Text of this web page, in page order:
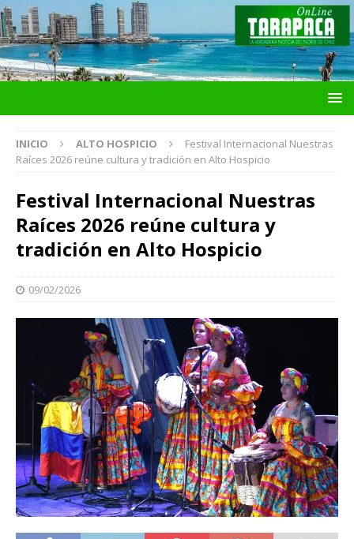
INICIO ALTO HOSPICIO
Festival Internacional Nuestras
Raíces 2026 reúne cultura y tradición en Alto Hospicio
Festival Internacional Nuestras
Raíces 2026 reúne cultura y
tradición en Alto Hospicio
09/02/2026